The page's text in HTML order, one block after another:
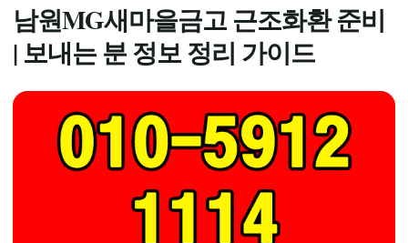
남원MG새마을금고 근조화환 준비
| 보내는 분 정보 정리 가이드